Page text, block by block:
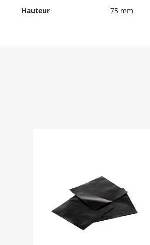
Hauteur
75 mm